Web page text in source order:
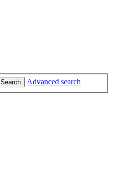
Search Advanced search